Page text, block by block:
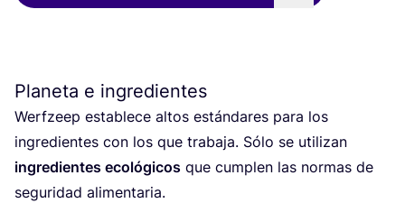
Planeta e ingredientes
Werf­zeep esta­ble­ce altos están­da­res para los
ingre­dien­tes con los que tra­ba­ja. Sólo se uti­li­zan
ingre­dien­tes eco­ló­gi­cos que cum­plen las nor­mas de
segu­ri­dad alimentaria.